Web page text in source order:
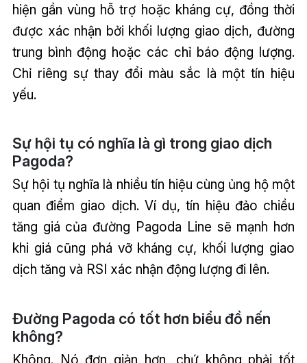
hiện gần vùng hỗ trợ hoặc kháng cự, đồng thời
được xác nhận bởi khối lượng giao dịch, đường
trung bình động hoặc các chỉ báo động lượng.
Chỉ riêng sự thay đổi màu sắc là một tín hiệu
yếu.
Sự hội tụ có nghĩa là gì trong giao dịch
Pagoda?
Sự hội tụ nghĩa là nhiều tín hiệu cùng ủng hộ một
quan điểm giao dịch. Ví dụ, tín hiệu đảo chiều
tăng giá của đường Pagoda Line sẽ mạnh hơn
khi giá cũng phá vỡ kháng cự, khối lượng giao
dịch tăng và RSI xác nhận động lượng đi lên.
Đường Pagoda có tốt hơn biểu đồ nến
không?